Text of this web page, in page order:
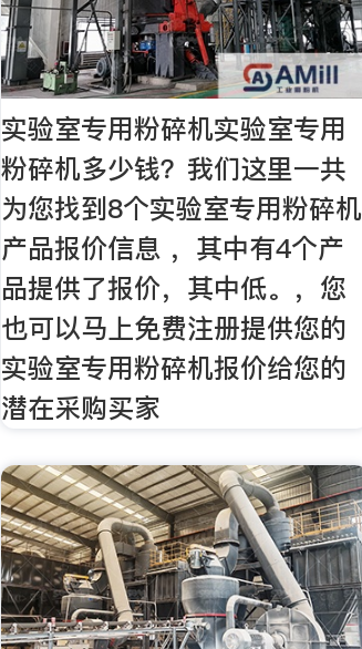
实验室专用粉碎机实验室专用
粉碎机多少钱？我们这里一共
为您找到8个实验室专用粉碎机
产品报价信息 ，其中有4个产
品提供了报价，其中低。，您
也可以马上免费注册提供您的
实验室专用粉碎机报价给您的
潜在采购买家